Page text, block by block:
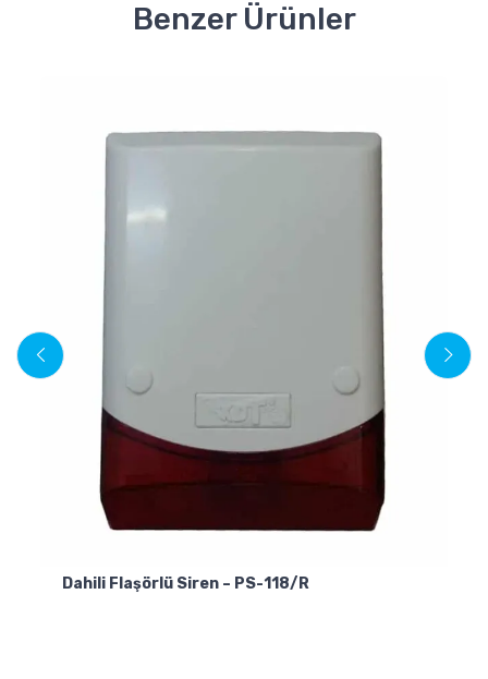
Benzer Ürünler
Dahili Flaşörlü Siren – PS-118/R